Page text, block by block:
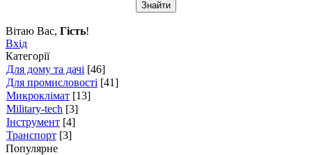
Вітаю Вас, Гість!
Вхід
Категорії
Для дому та дачі [46]
Для промисловості [41]
Микроклімат [13]
Military-tech [3]
Інструмент [4]
Транспорт [3]
Популярне